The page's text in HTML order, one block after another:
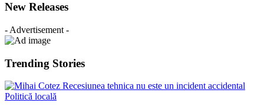
New Releases
- Advertisement -
Trending Stories
Politică locală